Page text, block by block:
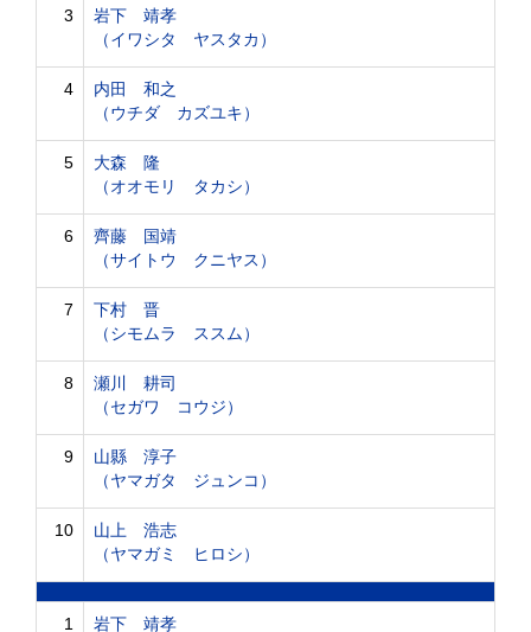
3
岩下 靖孝
（イワシタ ヤスタカ）
4
内田 和之
（ウチダ カズユキ）
5
大森 隆
（オオモリ タカシ）
6
齊藤 国靖
（サイトウ クニヤス）
7
下村 晋
（シモムラ ススム）
8
瀬川 耕司
（セガワ コウジ）
9
山縣 淳子
（ヤマガタ ジュンコ）
10
山上 浩志
（ヤマガミ ヒロシ）
1 岩下 靖孝